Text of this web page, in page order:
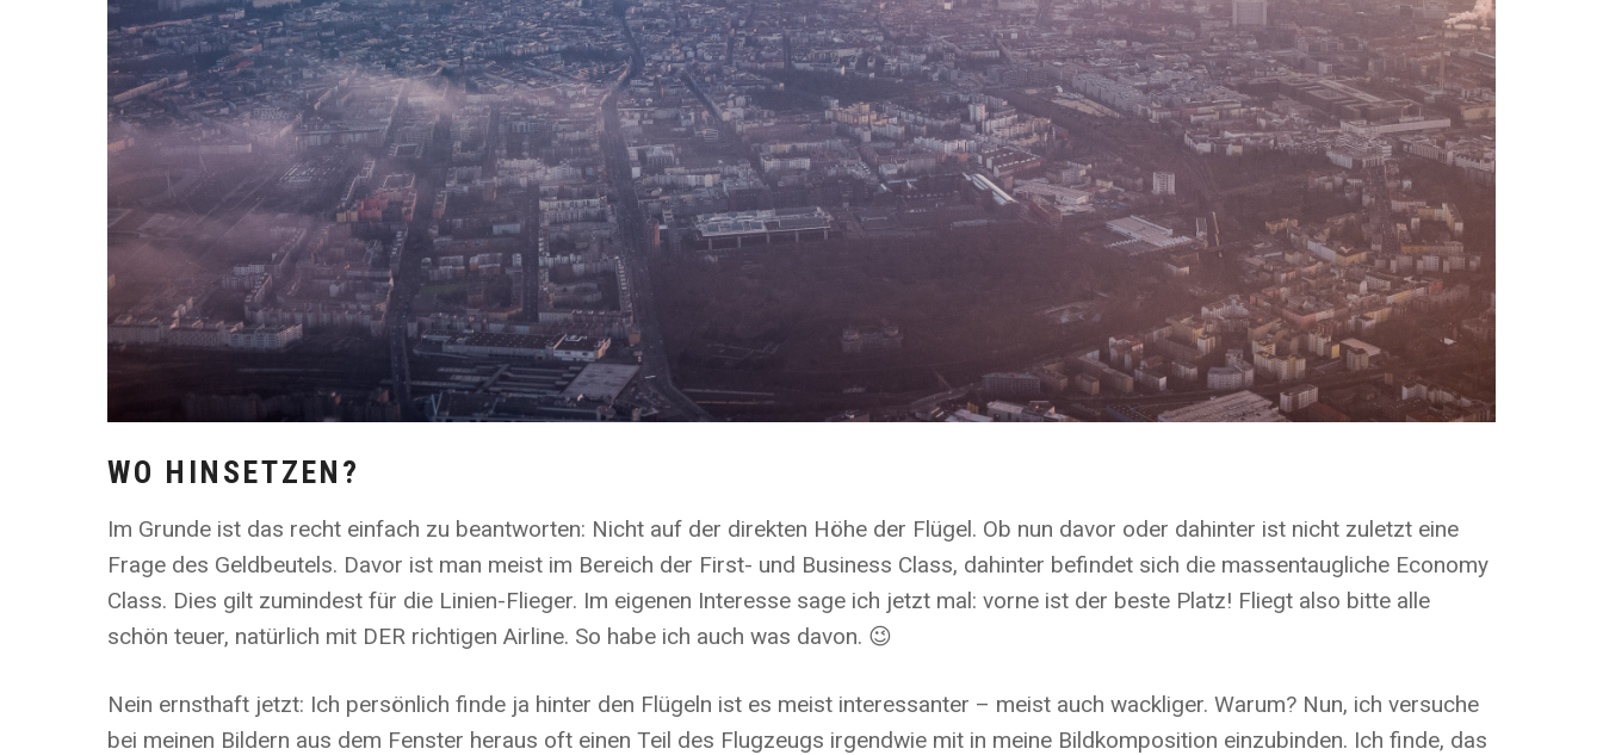
WO HINSETZEN?
Im Grunde ist das recht einfach zu beantworten: Nicht auf der direkten Höhe der Flügel. Ob nun davor oder dahinter ist nicht zuletzt eine
Frage des Geldbeutels. Davor ist man meist im Bereich der First- und Business Class, dahinter befindet sich die massentaugliche Economy
Class. Dies gilt zumindest für die Linien-Flieger. Im eigenen Interesse sage ich jetzt mal: vorne ist der beste Platz! Fliegt also bitte alle
schön teuer, natürlich mit DER richtigen Airline. So habe ich auch was davon. 😉
Nein ernsthaft jetzt: Ich persönlich finde ja hinter den Flügeln ist es meist interessanter – meist auch wackliger. Warum? Nun, ich versuche
bei meinen Bildern aus dem Fenster heraus oft einen Teil des Flugzeugs irgendwie mit in meine Bildkomposition einzubinden. Ich finde, das